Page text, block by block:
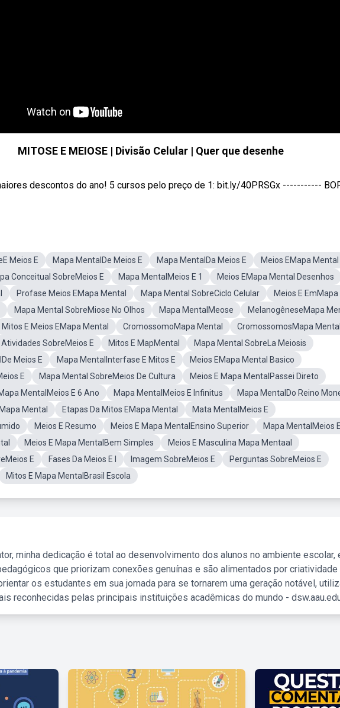
MITOSE E MEIOSE | Divisão Celular | Quer que desenhe
descontos do ano! 5 cursos pelo preço de 1: bit.ly/40PRSGx -----------
Meios E Mapa MentalDe Meios E Mapa MentalDa Meios E
Meios EMapa Mental
Conceitual SobreMeios E Mapa MentalMeios E 1
Meios EMapa Mental Desenhos
Profase Meios EMapa Mental Mapa Mental SobreCiclo Celular
Meios E EmMapa
Mapa Mental SobreMiose No Olhos Mapa MentalMeose
MelanogêneseMapa
Mitos E Meios EMapa Mental CromossomoMapa Mental
CromossomosMapa Mental
Atividades SobreMeios E Mitos E MapMental
Mapa Mental SobreLa Meiosis
Meios E
Mapa MentalInterfase E Mitos E
Meios EMapa Mental Basico
E
Mapa Mental SobreMeios De Cultura
Meios E Mapa MentalPassei Direto
MentalMeios E 6 Ano Mapa MentalMeios E Infinitus
Mapa MentalDo Reino
Mental
Etapas Da Mitos EMapa Mental
Mata MentalMeios E
Meios E Resumo Meios E Mapa MentalEnsino Superior
Mapa MentalMeios
Meios E Mapa MentalBem Simples
Meios E Masculina Mapa Mentaal
E
Fases Da Meios E I Imagem SobreMeios E
Perguntas SobreMeios E
Mitos E Mapa MentalBrasil Escola
minha dedicação é total ao desenvolvimento dos alunos no ambiente escolar,
que priorizam conexões genuínas e são alimentados por criatividade
os estudantes em sua jornada para se tornarem uma geração notável,
reconhecidas pelas principais instituições acadêmicas do mundo -